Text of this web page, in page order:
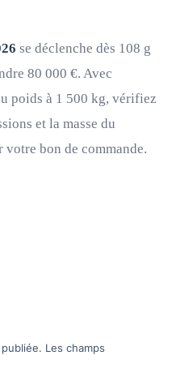
se déclenche dès 108 g
80 000 €. Avec
poids à 1 500 kg, vérifiez
et la masse du
bon de commande.
Les champs